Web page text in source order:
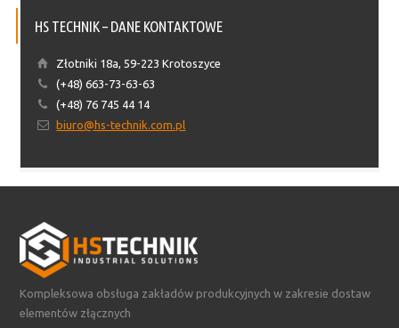
HS TECHNIK – DANE KONTAKTOWE
Złotniki 18a, 59-223 Krotoszyce
(+48) 663-73-63-63
(+48) 76 745 44 14
biuro@hs-technik.com.pl
Kompleksowa obsługa zakładów produkcyjnych w zakresie dostaw
elementów złącznych